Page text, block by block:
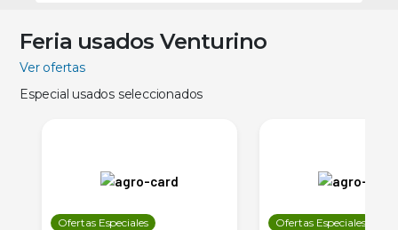
Feria usados Venturino
Ver ofertas
Especial usados seleccionados
Ofertas Especiales Ofertas Especiales